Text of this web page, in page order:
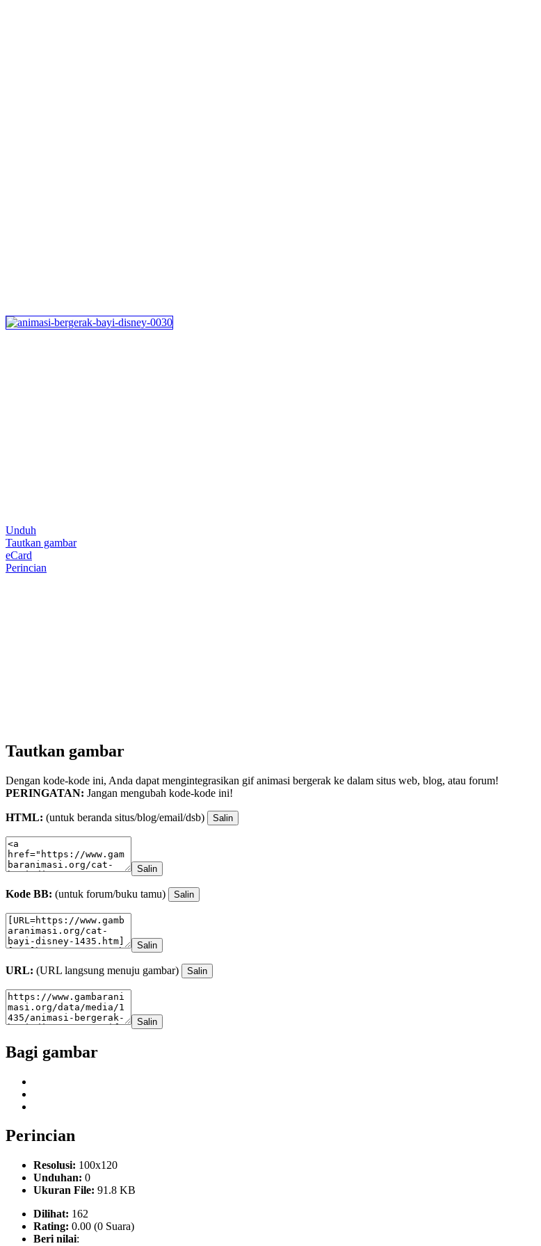
Unduh
Tautkan gambar
eCard
Perincian
Tautkan gambar
Dengan kode-kode ini, Anda dapat mengintegrasikan gif animasi bergerak ke dalam situs web, blog, atau forum!
PERINGATAN: Jangan mengubah kode-kode ini!
HTML: (untuk beranda situs/blog/email/dsb) Salin
Salin
Kode BB: (untuk forum/buku tamu) Salin
Salin
URL: (URL langsung menuju gambar) Salin
Salin
Bagi gambar
Perincian
Resolusi: 100x120
Unduhan: 0
Ukuran File: 91.8 KB
Dilihat: 162
Rating: 0.00 (0 Suara)
Beri nilai: